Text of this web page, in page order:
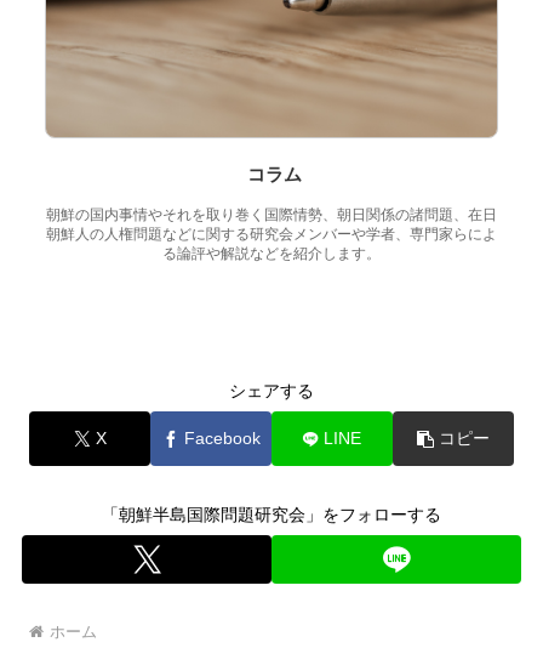
コラム
朝鮮の国内事情やそれを取り巻く国際情勢、朝日関係の諸問題、在日
朝鮮人の人権問題などに関する研究会メンバーや学者、専門家らによ
る論評や解説などを紹介します。
シェアする
X Facebook LINE コピー
「朝鮮半島国際問題研究会」をフォローする
ホーム